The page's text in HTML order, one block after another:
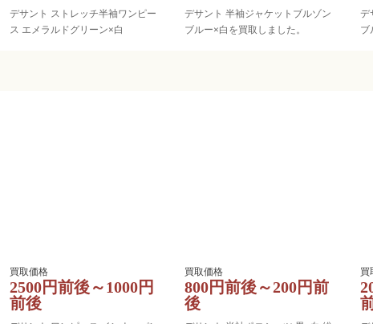
デサント ストレッチ半袖ワンピー
ス エメラルドグリーン×白
デサント 半袖ジャケットブルゾン
ブルー×白を買取しました。
デ
ブ
2500円前後～1000円
前後
800円前後～200円前
後